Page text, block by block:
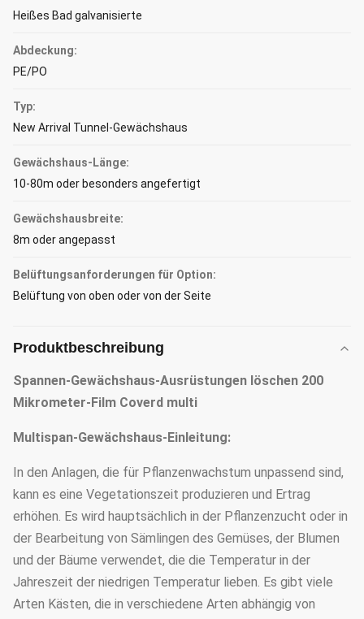
Heißes Bad galvanisierte
Abdeckung:
PE/PO
Typ:
New Arrival Tunnel-Gewächshaus
Gewächshaus-Länge:
10-80m oder besonders angefertigt
Gewächshausbreite:
8m oder angepasst
Belüftungsanforderungen für Option:
Belüftung von oben oder von der Seite
Produktbeschreibung
Spannen-Gewächshaus-Ausrüstungen löschen 200
Mikrometer-Film Coverd multi
Multispan-Gewächshaus-Einleitung:
In den Anlagen, die für Pflanzenwachstum unpassend sind,
kann es eine Vegetationszeit produzieren und Ertrag
erhöhen. Es wird hauptsächlich in der Pflanzenzucht oder in
der Bearbeitung von Sämlingen des Gemüses, der Blumen
und der Bäume verwendet, die die Temperatur in der
Jahreszeit der niedrigen Temperatur lieben. Es gibt viele
Arten Kästen, die in verschiedene Arten abhängig von